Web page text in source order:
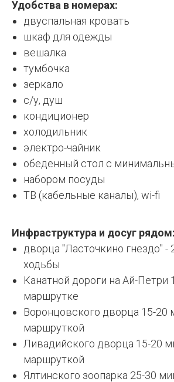
Удобства в номерах:
двуспальная кровать
шкаф для одежды
вешалка
тумбочка
зеркало
с/у, душ
кондиционер
холодильник
электро-чайник
обеденный стол с
набором посуды
ТВ (кабельные каналы), wi-fi
Инфраструктура и досуг рядом:
дворца "Ласточкино гнездо" -
ходьбы
Канатной дороги на Ай-Петри
маршрутке
Воронцовского дворца 15-20
маршруткой
Ливадийского дворца 15-20
маршруткой
Ялтинского зоопарка 25-30